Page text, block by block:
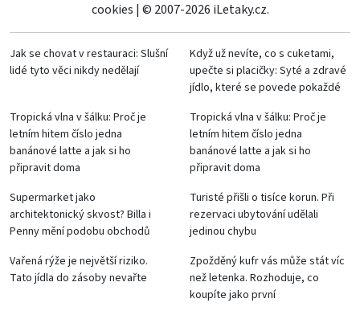
cookies | © 2007-2026 iLetaky.cz.
Jak se chovat v restauraci: Slušní
lidé tyto věci nikdy nedělají
Když už nevíte, co s cuketami,
upečte si placičky: Syté a zdravé
jídlo, které se povede pokaždé
Tropická vlna v šálku: Proč je
letním hitem číslo jedna
banánové latte a jak si ho
připravit doma
Tropická vlna v šálku: Proč je
letním hitem číslo jedna
banánové latte a jak si ho
připravit doma
Supermarket jako
architektonický skvost? Billa i
Penny mění podobu obchodů
Turisté přišli o tisíce korun. Při
rezervaci ubytování udělali
jedinou chybu
Vařená rýže je největší riziko.
Tato jídla do zásoby nevařte
Zpožděný kufr vás může stát víc
než letenka. Rozhoduje, co
koupíte jako první